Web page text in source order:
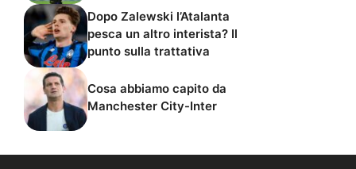
Dopo Zalewski l’Atalanta
pesca un altro interista? Il
punto sulla trattativa
Cosa abbiamo capito da
Manchester City-Inter